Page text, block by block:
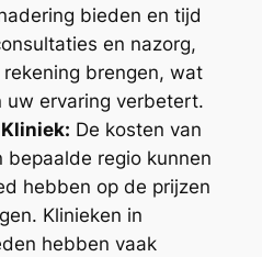
bieden en tijd
en nazorg,
brengen, wat
uw ervaring verbetert.
De kosten van
bepaalde regio kunnen
hebben op de prijzen
Klinieken in
hebben vaak